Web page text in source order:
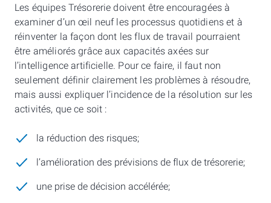
Les équipes Trésorerie doivent être encouragées à
examiner d’un œil neuf les processus quotidiens et à
réinventer la façon dont les flux de travail pourraient
être améliorés grâce aux capacités axées sur
l’intelligence artificielle. Pour ce faire, il faut non
seulement définir clairement les problèmes à résoudre,
mais aussi expliquer l’incidence de la résolution sur les
activités, que ce soit :
la réduction des risques;
l’amélioration des prévisions de flux de trésorerie;
une prise de décision accélérée;